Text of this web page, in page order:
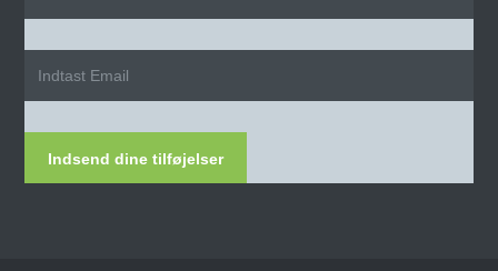
Indsend dine tilføjelser